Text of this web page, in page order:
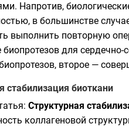
Напротив,
в большинстве
выполнить повторную
биопротезов для
второе —
стабилизация биоткани
Структурная
коллагеновой